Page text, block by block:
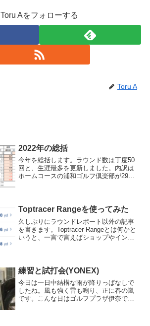
Toru Aをフォローする
Toru A
2022年の総括
今年を総括します。ラウンド数は丁度50
回と、生涯最多を更新しました。内訳は
ホームコースの浦和ゴルフ倶楽部が29
(赤羽ゴルフ倶楽部...
Toptracer Rangeを使ってみた
久しぶりにラウンドレポート以外の記事
を書きます。Toptracer Rangeとは何かと
いうと、一言で言えばショップやインド
ャルなラウ...
練習と試打会(YONEX)
今日は一日中結構な雨が降りっぱなしで
したね。風も強く雷も鳴り、正に春の嵐
です。こんな日はゴルフプラザ伊奈で練